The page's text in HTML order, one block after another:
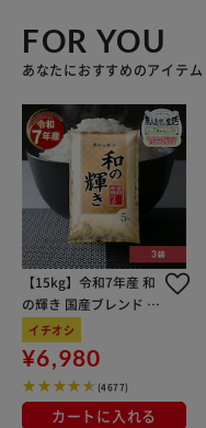
FOR YOU
あなたにおすすめのアイテム
【15kg】令和7年産 和
の輝き 国産ブレンド 5
kg×3袋
イチオシ
¥6,980
(4677)
カートに入れる